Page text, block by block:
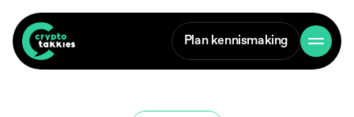
Plan kennismaking